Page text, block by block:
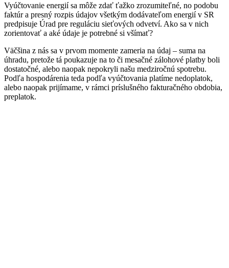
Vyúčtovanie energií sa môže zdať ťažko zrozumiteľné, no podobu
faktúr a presný rozpis údajov všetkým dodávateľom energií v SR
predpisuje Úrad pre reguláciu sieťových odvetví. Ako sa v nich
zorientovať a aké údaje je potrebné si všímať?
Väčšina z nás sa v prvom momente zameria na údaj – suma na
úhradu, pretože tá poukazuje na to či mesačné zálohové platby boli
dostatočné, alebo naopak nepokryli našu medziročnú spotrebu.
Podľa hospodárenia teda podľa vyúčtovania platíme nedoplatok,
alebo naopak prijímame, v rámci príslušného fakturačného obdobia,
preplatok.